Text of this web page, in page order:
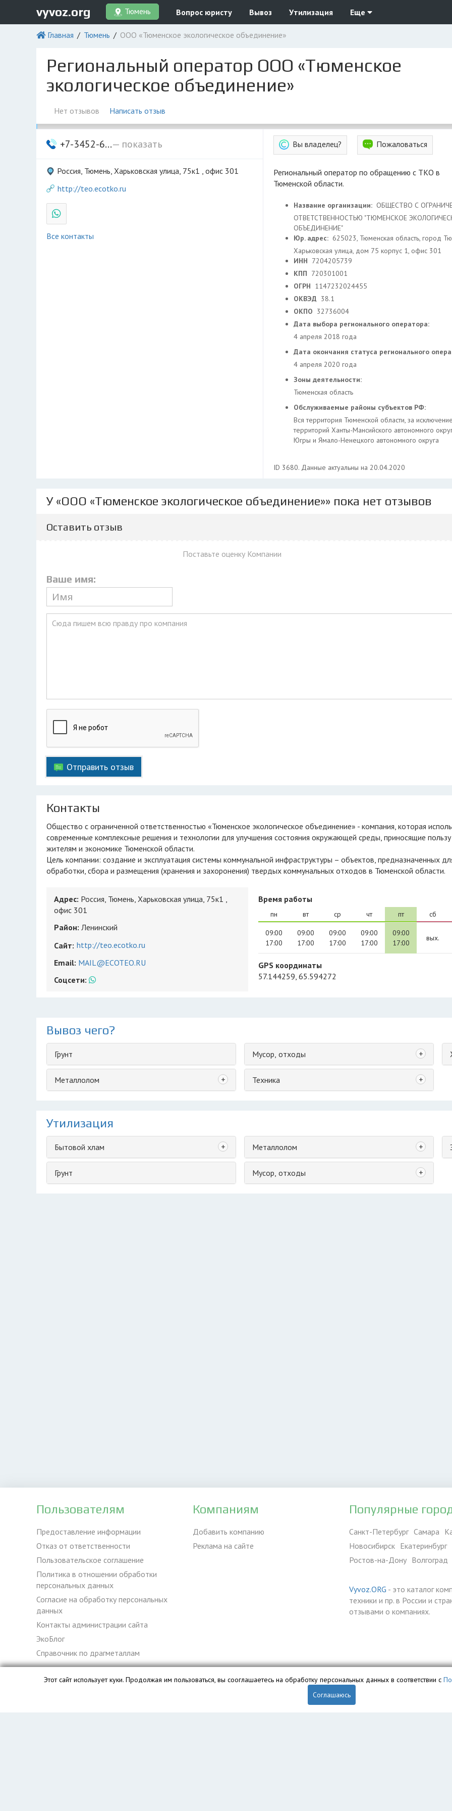
vyvoz.org Тюмень Вопрос юристу Вывоз Утилизация Еще
Главная Тюмень ООО «Тюменское экологическое объединение»
Региональный оператор ООО «Тюменское
экологическое объединение»
Нет отзывов Написать отзыв
+7-3452-6...— показать
Россия, Тюмень, Харьковская улица, 75к1 , офис 301
http://teo.ecotko.ru
Все контакты
Вы владелец? Пожаловаться
Региональный оператор по обращению с ТКО в
Тюменской области.
Название организации: ОБЩЕСТВО С
ОТВЕТСТВЕННОСТЬЮ "ТЮМЕНСКОЕ
ОБЪЕДИНЕНИЕ"
Юр. адрес: 625023, Тюменская область, город
Харьковская улица, дом 75 корпус 1, офис 301
ИНН 7204205739
КПП 720301001
ОГРН 1147232024455
ОКВЭД 38.1
ОКПО 32736004
Дата выбора регионального оператора:
4 апреля 2018 года
Дата окончания статуса регионального
4 апреля 2020 года
Зоны деятельности:
Тюменская область
Обслуживаемые районы субъектов РФ:
Вся территория Тюменской области, за
территорий Ханты-Мансийского автономного
Югры и Ямало-Ненецкого автономного округа
ID 3680. Данные актуальны на 20.04.2020
У «ООО «Тюменское экологическое объединение»» пока нет отзывов
Оставить отзыв
Ваше имя:
Поставьте оценку Компании
Отправить отзыв
Контакты
Общество с ограниченной ответственностью «Тюменское экологическое объединение» - компания, которая использует
современные комплексные решения и технологии для улучшения состояния окружающей среды, приносящие пользу
жителям и экономике Тюменской области.
Цель компании: создание и эксплуатация системы коммунальной инфраструктуры – объектов, предназначенных
обработки, сбора и размещения (хранения и захоронения) твердых коммунальных отходов в Тюменской области.
Адрес: Россия, Тюмень, Харьковская улица, 75к1 ,
офис 301
Район: Ленинский
Сайт: http://teo.ecotko.ru
Email: MAIL@ECOTEO.RU
Соцсети:
Время работы
пн
09:00
17:00
вт
09:00
17:00
ср
09:00
17:00
чт
09:00
17:00
пт
09:00
17:00
сб
вых.
GPS координаты
57.144259, 65.594272
Вывоз чего?
Грунт
Металлолом +
Мусор, отходы +
Техника +
Утилизация
Бытовой хлам +
Грунт
Металлолом +
Мусор, отходы +
Пользователям
Предоставление информации
Отказ от ответственности
Пользовательское соглашение
Политика в отношении обработки
персональных данных
Согласие на обработку персональных
данных
Контакты администрации сайта
ЭкоБлог
Справочник по драгметаллам
Компаниям
Добавить компанию
Реклама на сайте
Популярные
Санкт-Петербург Самара
Новосибирск Екатеринбург
Ростов-на-Дону Волгоград
Vyvoz.ORG - это каталог
техники и пр. в России и
отзывами о компаниях.
База данных сайта vyvoz.org является интеллектуальной собственностью ООО «Профит» и охраняется законом.
Этот сайт использует куки. Продолжая им пользоваться, вы сооглашаетесь на обработку персональных данных в соответствии с
Соглашаюсь